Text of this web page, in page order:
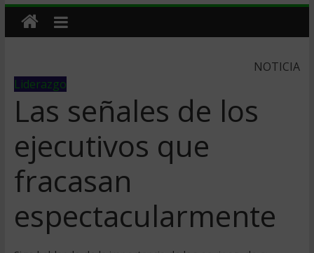
NOTICIA
Liderazgo
Las señales de los
ejecutivos que
fracasan
espectacularmente